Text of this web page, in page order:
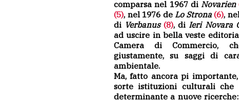
comparsa nel 1967 di Novarien
(5), nel 1976 de Lo Strona (6),
di Verbanus (8), di Ieri Novara
ad uscire in bella veste
Camera di Commercio,
giustamente, su saggi di
ambientale.
Ma, fatto ancora pi
sorte istituzioni culturali che
determinante a nuove